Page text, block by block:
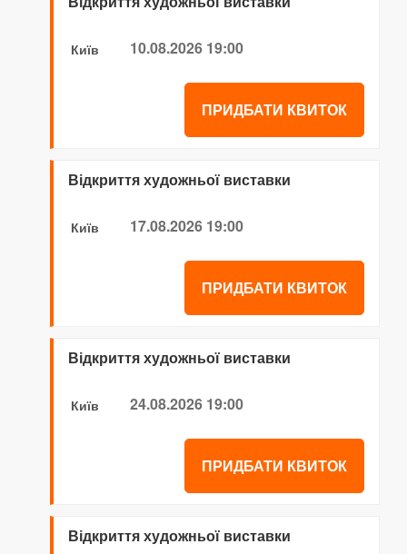
Київ 10.08.2026 19:00
ПРИДБАТИ КВИТОК
Відкриття художньої виставки
Київ 17.08.2026 19:00
ПРИДБАТИ КВИТОК
Відкриття художньої виставки
Київ 24.08.2026 19:00
ПРИДБАТИ КВИТОК
Відкриття художньої виставки